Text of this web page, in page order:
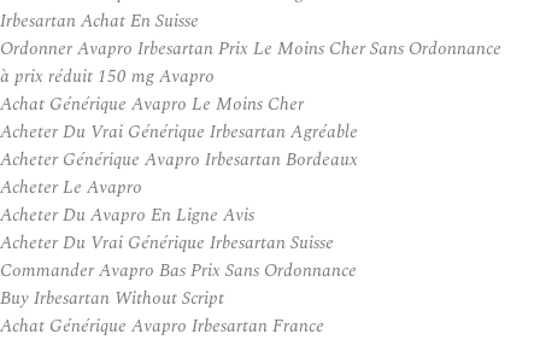
Irbesartan Achat En Suisse
Ordonner Avapro Irbesartan Prix Le Moins Cher Sans Ordonnance
à prix réduit 150 mg Avapro
Achat Générique Avapro Le Moins Cher
Acheter Du Vrai Générique Irbesartan Agréable
Acheter Générique Avapro Irbesartan Bordeaux
Acheter Le Avapro
Acheter Du Avapro En Ligne Avis
Acheter Du Vrai Générique Irbesartan Suisse
Commander Avapro Bas Prix Sans Ordonnance
Buy Irbesartan Without Script
Achat Générique Avapro Irbesartan France